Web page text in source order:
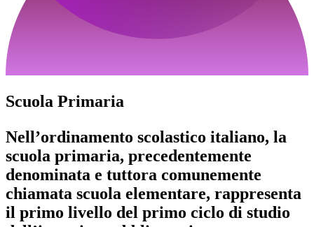
Scuola Primaria
Nell’ordinamento scolastico italiano, la
scuola primaria, precedentemente
denominata e tuttora comunemente
chiamata scuola elementare, rappresenta
il primo livello del primo ciclo di studio